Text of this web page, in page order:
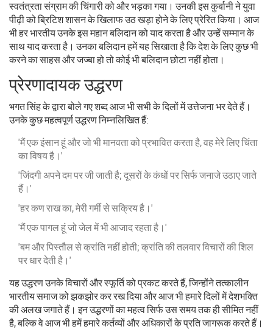
स्वतंत्रता संग्राम की चिंगारी को और भड़का गया। उनकी इस कुर्बानी ने युवा
पीढ़ी को ब्रिटिश शासन के खिलाफ उठ खड़ा होने के लिए प्रेरित किया। आज
भी हर भारतीय उनके इस महान बलिदान को याद करता है और उन्हें सम्मान के
साथ याद करता है। उनका बलिदान हमें यह सिखाता है कि देश के लिए कुछ भी
करने का साहस और जज्बा हो तो कोई भी बलिदान छोटा नहीं होता।
प्रेरणादायक उद्धरण
भगत सिंह के द्वारा बोले गए शब्द आज भी सभी के दिलों में उत्तेजना भर देते हैं।
उनके कुछ महत्वपूर्ण उद्धरण निम्नलिखित हैं:
'मैं एक इंसान हूं और जो भी मानवता को प्रभावित करता है, वह मेरे लिए चिंता
का विषय है।'
'जिंदगी अपने दम पर जी जाती है; दूसरों के कंधों पर सिर्फ जनाजे उठाए जाते
हैं।'
'हर कण राख का, मेरी गर्मी से सक्रिय है।'
'मैं एक पागल हूं जो जेल में भी आजाद रहता है।'
'बम और पिस्तौल से क्रांति नहीं होती; क्रांति की तलवार विचारों की शिल
पर धार देती है।'
यह उद्धरण उनके विचारों और स्फूर्ति को प्रकट करते हैं, जिन्होंने तत्कालीन
भारतीय समाज को झकझोर कर रख दिया और आज भी हमारे दिलों में देशभक्ति
की अलख जगाते हैं। इन उद्धरणों का महत्व सिर्फ उस समय तक ही सीमित नहीं
है, बल्कि वे आज भी हमें हमारे कर्तव्यों और अधिकारों के प्रति जागरूक करते हैं।